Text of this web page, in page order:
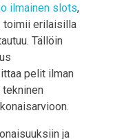
ilmainen slots,
toimii erilaisilla
Tällöin
pelit ilman
tekninen
ja